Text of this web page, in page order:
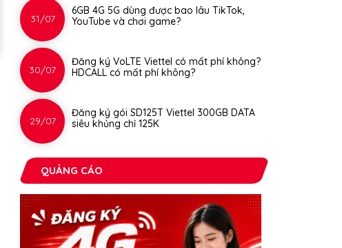
31/07
6GB 4G 5G dùng được bao lâu TikTok,
YouTube và chơi game?
30/07
Đăng ký VoLTE Viettel có mất phí không?
HDCALL có mất phí không?
29/07
Đăng ký gói SD125T Viettel 300GB DATA
siêu khủng chỉ 125K
QUẢNG CÁO